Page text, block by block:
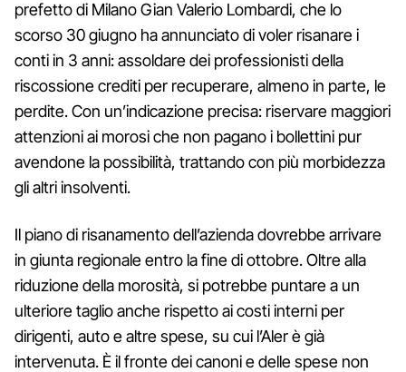
prefetto di Milano Gian Valerio Lombardi, che lo
scorso 30 giugno ha annunciato di voler risanare i
conti in 3 anni: assoldare dei professionisti della
riscossione crediti per recuperare, almeno in parte, le
perdite. Con un’indicazione precisa: riservare maggiori
attenzioni ai morosi che non pagano i bollettini pur
avendone la possibilità, trattando con più morbidezza
gli altri insolventi.
Il piano di risanamento dell’azienda dovrebbe arrivare
in giunta regionale entro la fine di ottobre. Oltre alla
riduzione della morosità, si potrebbe puntare a un
ulteriore taglio anche rispetto ai costi interni per
dirigenti, auto e altre spese, su cui l’Aler è già
intervenuta. È il fronte dei canoni e delle spese non